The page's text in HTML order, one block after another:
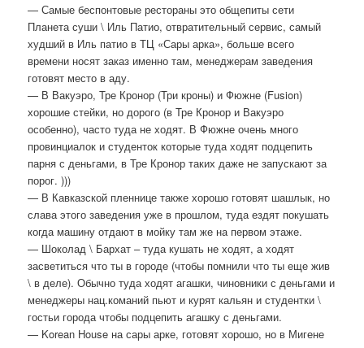
— Самые беспонтовые рестораны это общепиты сети
Планета суши \ Иль Патио, отвратительный сервис, самый
худший в Иль патио в ТЦ «Сары арка», больше всего
времени носят заказ именно там, менеджерам заведения
готовят место в аду.
— В Вакуэро, Тре Кронор (Три кроны) и Фюжне (Fusion)
хорошие стейки, но дорого (в Тре Кронор и Вакуэро
особенно), часто туда не ходят. В Фюжне очень много
провинциалок и студенток которые туда ходят подцепить
парня с деньгами, в Тре Кронор таких даже не запускают за
порог. )))
— В Кавказской пленнице также хорошо готовят шашлык, но
слава этого заведения уже в прошлом, туда ездят покушать
когда машину отдают в мойку там же на первом этаже.
— Шоколад \ Бархат – туда кушать не ходят, а ходят
засветиться что ты в городе (чтобы помнили что ты еще жив
\ в деле). Обычно туда ходят агашки, чиновники с деньгами и
менеджеры нац.команий пьют и курят кальян и студентки \
гостьи города чтобы подцепить агашку с деньгами.
— Korean House на сары арке, готовят хорошо, но в Мигене